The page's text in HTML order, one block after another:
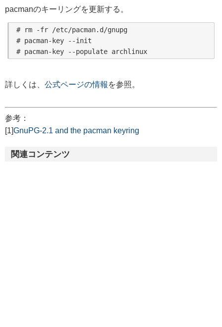
pacmanのキーリングを更新する。
# rm -fr /etc/pacman.d/gnupg
# pacman-key --init
詳しくは、 公式ページの情報 を参照。
参考：
[1]GnuPG-2.1 and the pacman keyring
関連コンテンツ